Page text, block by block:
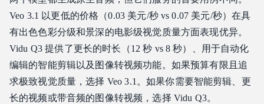
Veo 3.1 以更低的价格（0.03 美元/秒 vs 0.07 美元/秒）在具
有出色色彩分级和景深的电影级视觉质量方面表现优异。
Vidu Q3 提供了更长的时长（12 秒 vs 8 秒）、用于自动化
编辑的智能剪辑以及图像转视频功能。如果预算有限且追
求极致视觉质量，选择 Veo 3.1。如果你需要智能剪辑、更
长的视频或带音频的图像转视频，选择 Vidu Q3。